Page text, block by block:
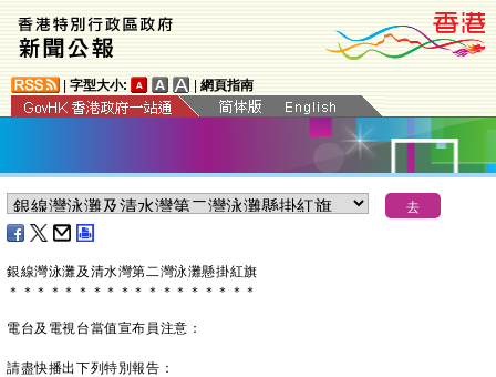
字型大小: 網頁指南
銀線灣泳灘及清水灣第二灣泳灘懸掛紅旗
＊ ＊ ＊ ＊ ＊ ＊ ＊ ＊ ＊ ＊ ＊ ＊ ＊ ＊ ＊ ＊ ＊ ＊
電台及電視台當值宣布員注意：
請盡快播出下列特別報告：